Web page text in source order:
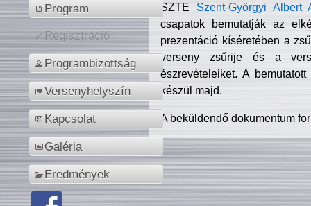
Program
Regisztráció
Programbizottság
Versenyhelyszín
Kapcsolat
Galéria
Eredmények
SZTE Szent-Györgyi Albert
csapatok bemutatják az
prezentáció kíséretében a
verseny zsűrije és a
észrevételeiket. A
készül majd.
A beküldendő dokumentum